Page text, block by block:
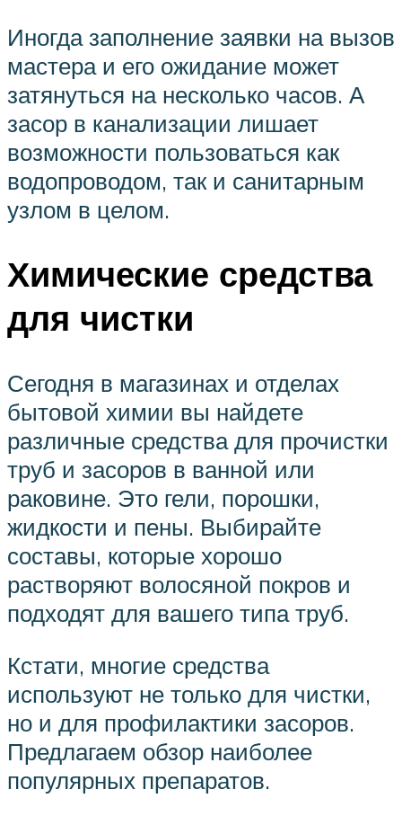
Иногда заполнение заявки на вызов
мастера и его ожидание может
затянуться на несколько часов. А
засор в канализации лишает
возможности пользоваться как
водопроводом, так и санитарным
узлом в целом.
Химические средства
для чистки
Сегодня в магазинах и отделах
бытовой химии вы найдете
различные средства для прочистки
труб и засоров в ванной или
раковине. Это гели, порошки,
жидкости и пены. Выбирайте
составы, которые хорошо
растворяют волосяной покров и
подходят для вашего типа труб.
Кстати, многие средства
используют не только для чистки,
но и для профилактики засоров.
Предлагаем обзор наиболее
популярных препаратов.